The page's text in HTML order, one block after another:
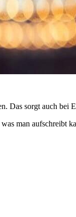
Das sorgt auch bei
man aufschreibt